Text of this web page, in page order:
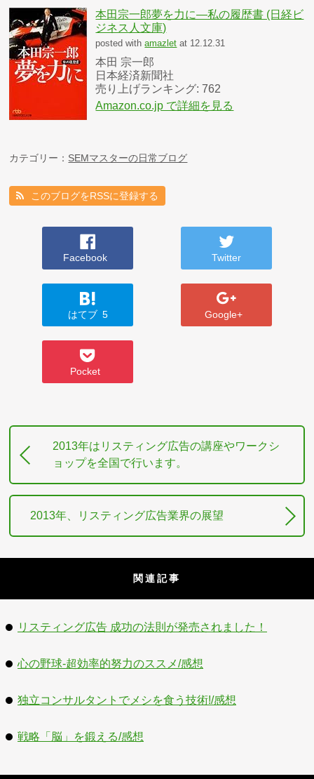
本田宗一郎夢を力に―私の履歴書 (日経ビ
ジネス人文庫)
posted withamazlet at 12.12.31
本田 宗一郎
日本経済新聞社
売り上げランキング: 762
Amazon.co.jp で詳細を見る
カテゴリー： SEMマスターの日常ブログ
このブログをRSSに登録する
Facebook Twitter
はてブ 5 Google+
Pocket
2013年はリスティング広告の講座やワークシ
ョップを全国で行います。
2013年、リスティング広告業界の展望
関連記事
リスティング広告 成功の法則が発売されました！
心の野球-超効率的努力のススメ/感想
独立コンサルタントでメシを食う技術!/感想
戦略「脳」を鍛える/感想